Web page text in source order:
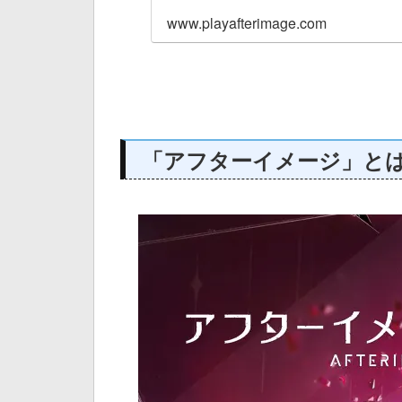
www.playafterimage.com
「アフターイメージ」と